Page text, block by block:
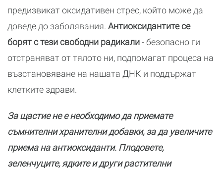
предизвикат оксидативен стрес, който може да
доведе до заболявания. Антиоксидантите се
борят с тези свободни радикали- безопасно ги
отстраняват от тялото ни, подпомагат процеса на
възстановяване на нашата ДНК и поддържат
клетките здрави.
За щастие не е необходимо да приемате
съмнителни хранителни добавки, за да увеличите
приема на антиоксиданти. Плодовете,
зеленчуците, ядките и други растителни